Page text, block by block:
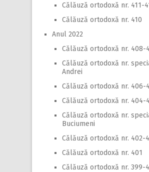
Călăuză ortodoxă nr. 411-
Călăuză ortodoxă nr. 410
Anul 2022
Călăuză ortodoxă nr. 408-
Călăuză ortodoxă nr.
Andrei
Călăuză ortodoxă nr. 406-
Călăuză ortodoxă nr. 404-
Călăuză ortodoxă nr.
Buciumeni
Călăuză ortodoxă nr. 402-
Călăuză ortodoxă nr. 401
Călăuză ortodoxă nr. 399-